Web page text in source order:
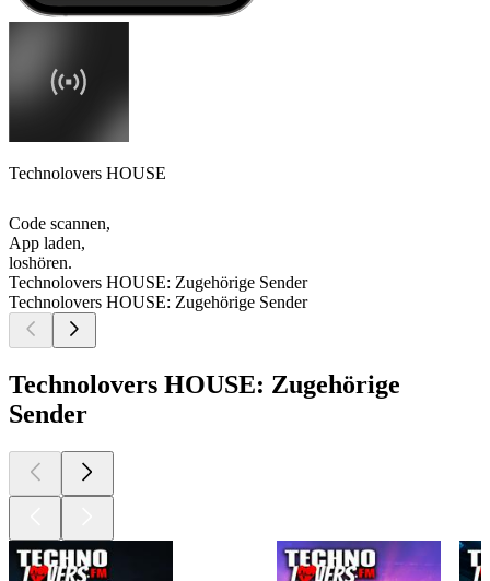
Technolovers HOUSE
Code scannen,
App laden,
loshören.
Technolovers HOUSE: Zugehörige Sender
Technolovers HOUSE: Zugehörige Sender
Technolovers HOUSE: Zugehörige
Sender